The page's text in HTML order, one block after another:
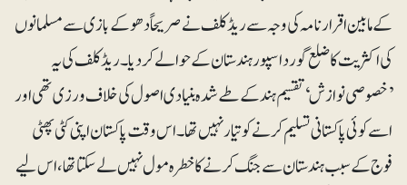
کے مابین اقرارنامہ کی وجہ سے ریڈکلف نے صریحاً دھوکے بازی سے مسلمانوں
کی اکثریت کا ضلع گورداسپور ہندستان کے حوالے کر دیا۔ ریڈکلف کی یہ
’خصوصی نوازش‘ تقسیم ہند کے طے شدہ بنیادی اصول کی خلاف ورزی تھی اور
اسے کوئی پاکستانی تسلیم کرنے کو تیار نہیں تھا۔ اس وقت پاکستان اپنی کٹی پھٹی
فوج کے سبب ہندستان سے جنگ کرنے کا خطرہ مول نہیں لے سکتا تھا، اس لیے